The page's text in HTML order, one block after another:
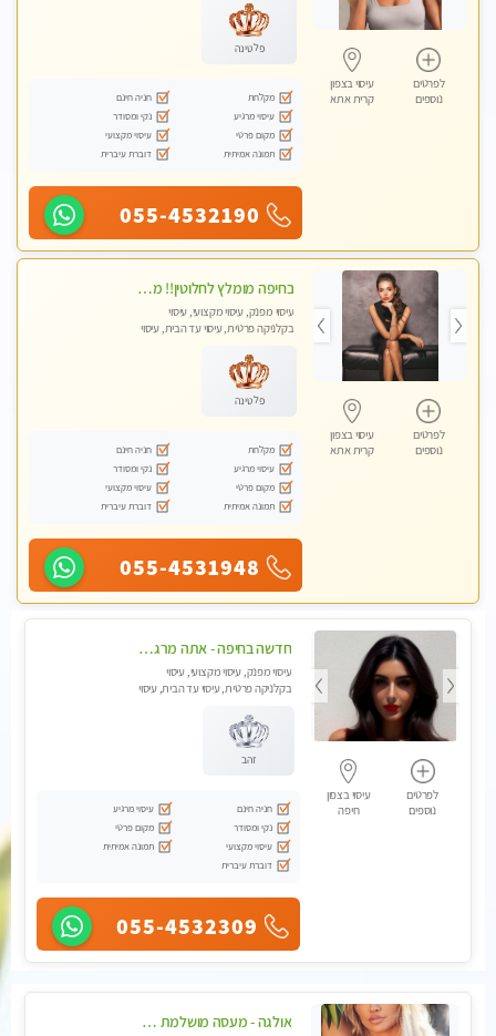
לפרטים
נוספים
עיסוי בצפון
קרית אתא
טנטרה, עיסוי מגבר לגבר, עיסוי מגבר
לאישה
פלטינה
מקלחת
חניה חינם
עיסוי מרגיע
נקי ומסודר
מקום פרטי
עיסוי מקצועי
תמונה אמיתית
דוברת עיברית
055-4532190
לפרטים
נוספים
עיסוי בצפון
קרית אתא
בחיפה מומלץ לחלוטין!! מעסה יפה איכותית מקצועית ומפנקת מאוד פרטי מומלץ בחום.עיסוי מפנק מאוווד.
עיסוי מפנק, עיסוי מקצועי, עיסוי
בקלניקה פרטית, עיסוי עד הבית, עיסוי
פלטינה
מקלחת
חניה חינם
עיסוי מרגיע
נקי ומסודר
מקום פרטי
עיסוי מקצועי
תמונה אמיתית
דוברת עיברית
055-4531948
לפרטים
נוספים
עיסוי בצפון
חיפה
חדשה בחיפה - אתה מרגיש עייף??? זה הזמן להתפנק בעיסוי מקצועי ברמה גבוהה- Highly recommended
עיסוי מפנק, עיסוי מקצועי, עיסוי
בקלניקה פרטית, עיסוי עד הבית, עיסוי
זהב
חניה חינם
עיסוי מרגיע
נקי ומסודר
מקום פרטי
עיסוי מקצועי
תמונה אמיתית
דוברת עיברית
055-4532309
אולגה - מעסה מושלמת חדשה בעיר ! בחיפה טל - 052-5738058